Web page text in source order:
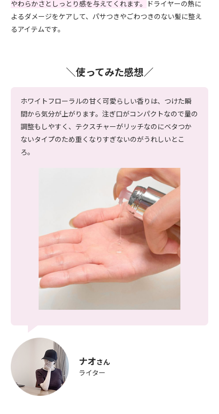
やわらかさとしっとり感を与えてくれます。
ドライヤーの熱に
よるダメージをケアして、パサつきやごわつきのない髪に整え
るアイテムです。
＼使ってみた感想／
ホワイトフローラルの甘く可愛らしい香りは、つけた瞬
間から気分が上がります。注ぎ口がコンパクトなので量の
調整もしやすく、テクスチャーがリッチなのにベタつか
ないタイプのため重くなりすぎないのがうれしいとこ
ろ。
ナオさん
ライター